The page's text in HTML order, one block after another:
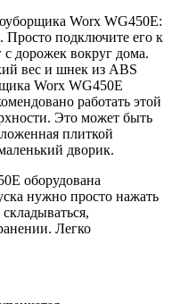
Worx WG450E:
подключите его к
с дорожек вокруг дома.
вес и шнек из ABS
Worx WG450E
работать этой
Это может быть
плиткой
дворик.
оборудована
нужно просто нажать
Легко